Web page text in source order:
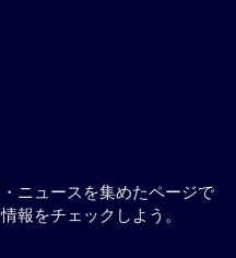
ニュースを集めたページで
報をチェックしよう。